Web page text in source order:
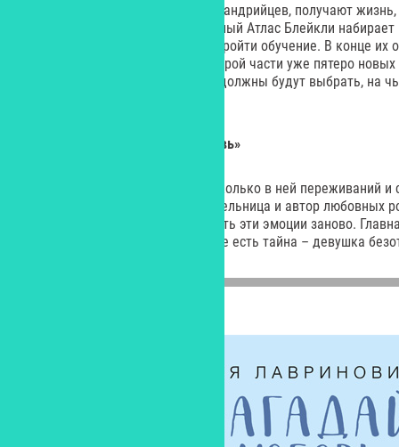
Те, кто попадают в список александрийцев, получают
Каждое десятилетие таинственный Атлас Блейкли
среди магов, которые должны пройти обучение. В конце их
будет устранен навсегда. Во второй части уже пятеро
новому испытанию. Теперь они должны будут выбрать, на
Ася Лавринович «Загадай любовь»
Ох уж эта школьная любовь – сколько в ней переживаний и
неразделенная… Молодая писательница и автор любовных
заставляет читателей переживать эти эмоции заново.
красавица Наташа Зуева. И у нее есть тайна – девушка